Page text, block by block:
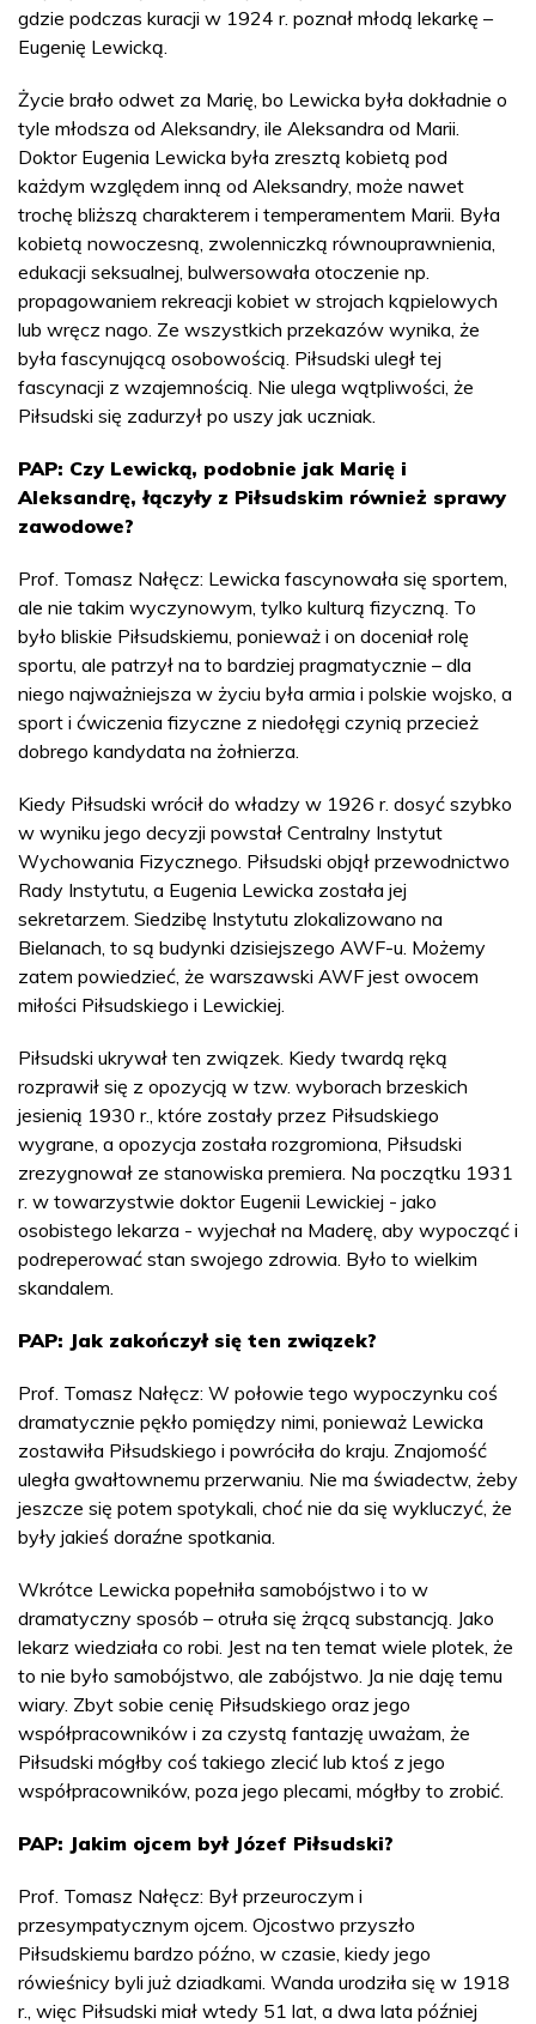
gdzie podczas kuracji w 1924 r. poznał młodą lekarkę –
Eugenię Lewicką.
Życie brało odwet za Marię, bo Lewicka była dokładnie o
tyle młodsza od Aleksandry, ile Aleksandra od Marii.
Doktor Eugenia Lewicka była zresztą kobietą pod
każdym względem inną od Aleksandry, może nawet
trochę bliższą charakterem i temperamentem Marii. Była
kobietą nowoczesną, zwolenniczką równouprawnienia,
edukacji seksualnej, bulwersowała otoczenie np.
propagowaniem rekreacji kobiet w strojach kąpielowych
lub wręcz nago. Ze wszystkich przekazów wynika, że
była fascynującą osobowością. Piłsudski uległ tej
fascynacji z wzajemnością. Nie ulega wątpliwości, że
Piłsudski się zadurzył po uszy jak uczniak.
PAP: Czy Lewicką, podobnie jak Marię i
Aleksandrę, łączyły z Piłsudskim również sprawy
zawodowe?
Prof. Tomasz Nałęcz: Lewicka fascynowała się sportem,
ale nie takim wyczynowym, tylko kulturą fizyczną. To
było bliskie Piłsudskiemu, ponieważ i on doceniał rolę
sportu, ale patrzył na to bardziej pragmatycznie – dla
niego najważniejsza w życiu była armia i polskie wojsko, a
sport i ćwiczenia fizyczne z niedołęgi czynią przecież
dobrego kandydata na żołnierza.
Kiedy Piłsudski wrócił do władzy w 1926 r. dosyć szybko
w wyniku jego decyzji powstał Centralny Instytut
Wychowania Fizycznego. Piłsudski objął przewodnictwo
Rady Instytutu, a Eugenia Lewicka została jej
sekretarzem. Siedzibę Instytutu zlokalizowano na
Bielanach, to są budynki dzisiejszego AWF-u. Możemy
zatem powiedzieć, że warszawski AWF jest owocem
miłości Piłsudskiego i Lewickiej.
Piłsudski ukrywał ten związek. Kiedy twardą ręką
rozprawił się z opozycją w tzw. wyborach brzeskich
jesienią 1930 r., które zostały przez Piłsudskiego
wygrane, a opozycja została rozgromiona, Piłsudski
zrezygnował ze stanowiska premiera. Na początku 1931
r. w towarzystwie doktor Eugenii Lewickiej - jako
osobistego lekarza - wyjechał na Maderę, aby wypocząć i
podreperować stan swojego zdrowia. Było to wielkim
skandalem.
PAP: Jak zakończył się ten związek?
Prof. Tomasz Nałęcz: W połowie tego wypoczynku coś
dramatycznie pękło pomiędzy nimi, ponieważ Lewicka
zostawiła Piłsudskiego i powróciła do kraju. Znajomość
uległa gwałtownemu przerwaniu. Nie ma świadectw, żeby
jeszcze się potem spotykali, choć nie da się wykluczyć, że
były jakieś doraźne spotkania.
Wkrótce Lewicka popełniła samobójstwo i to w
dramatyczny sposób – otruła się żrącą substancją. Jako
lekarz wiedziała co robi. Jest na ten temat wiele plotek, że
to nie było samobójstwo, ale zabójstwo. Ja nie daję temu
wiary. Zbyt sobie cenię Piłsudskiego oraz jego
współpracowników i za czystą fantazję uważam, że
Piłsudski mógłby coś takiego zlecić lub ktoś z jego
współpracowników, poza jego plecami, mógłby to zrobić.
PAP: Jakim ojcem był Józef Piłsudski?
Prof. Tomasz Nałęcz: Był przeuroczym i
przesympatycznym ojcem. Ojcostwo przyszło
Piłsudskiemu bardzo późno, w czasie, kiedy jego
rówieśnicy byli już dziadkami. Wanda urodziła się w 1918
r., więc Piłsudski miał wtedy 51 lat, a dwa lata później